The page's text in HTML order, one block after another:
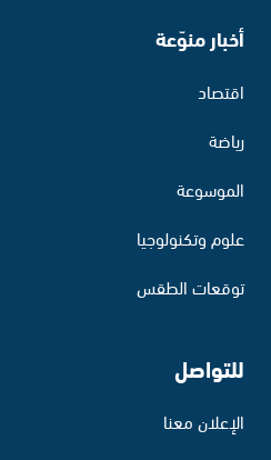
أخبار منوّعة
اقتصاد
رياضة
الموسوعة
علوم وتكنولوجيا
توقعات الطقس
للتواصل
الإعلان معنا